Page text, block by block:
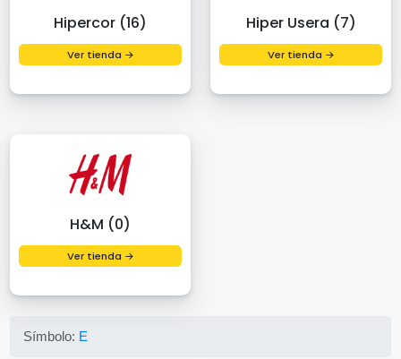
Hipercor (16)
Ver tienda →
Hiper Usera (7)
Ver tienda →
H&M (0)
Ver tienda →
Símbolo: E